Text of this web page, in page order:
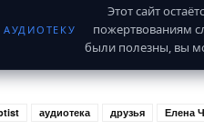
Этот сайт
пожертвованиям
были полезны, вы
аудиотека друзья Елена